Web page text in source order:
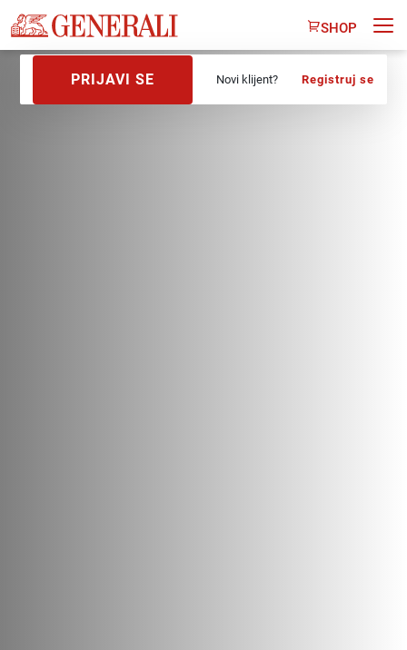
SHOP
PRIJAVI SE Novi klijent? Registruj se